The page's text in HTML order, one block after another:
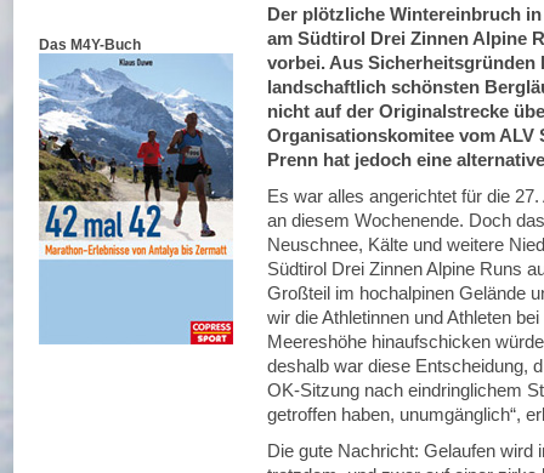
Das M4Y-Buch
Der plötzliche Wintereinbruch
am Südtirol Drei Zinnen Alpine
vorbei. Aus Sicherheitsgründen
landschaftlich schönsten
nicht auf der Originalstrecke
Organisationskomitee vom
Prenn hat jedoch eine
Es war alles angerichtet für die
an diesem Wochenende. Doch
Neuschnee, Kälte und weitere
Südtirol Drei Zinnen Alpine Runs
Großteil im hochalpinen Gelände
wir die Athletinnen und Athleten
Meereshöhe hinaufschicken
deshalb war diese Entscheidung,
OK-Sitzung nach eindringlichem
getroffen haben, unumgänglich“,
Die gute Nachricht: Gelaufen wird